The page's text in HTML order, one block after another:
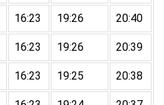
16:23 19:26 20:40
16:23 19:26 20:39
16:23 19:25 20:38